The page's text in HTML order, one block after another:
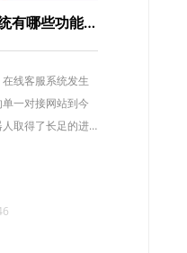
入一洽智能机器人系统？
线客服系统发生
一对接网站到今
取得了长足的进
需要人工客服才